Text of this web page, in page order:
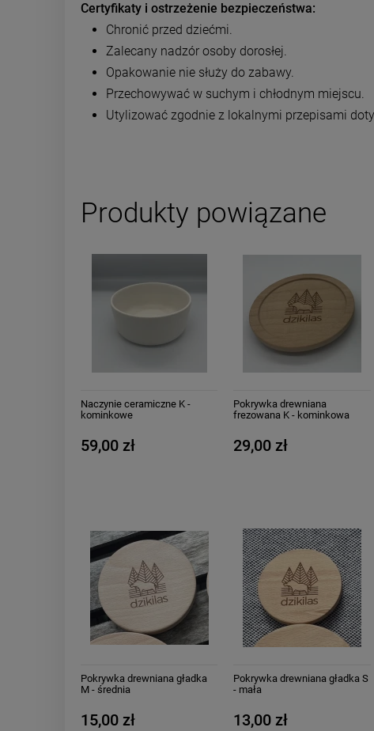
Certyfikaty i ostrzeżenie bezpieczeństwa
Chronić przed dziećmi.
Zalecany nadzór osoby dorosłej.
Opakowanie nie służy do zabawy.
Przechowywać w suchym i chłodnym miejscu.
Utylizować zgodnie z lokalnymi przepisami
Produkty powiązane
Naczynie ceramiczne K -
kominkowe
59,00 zł
Pokrywka drewniana
frezowana K - kominkowa
29,00 zł
Pokrywka drewniana gładka
M - średnia
15,00 zł
Pokrywka drewniana gładka S
- mała
13,00 zł